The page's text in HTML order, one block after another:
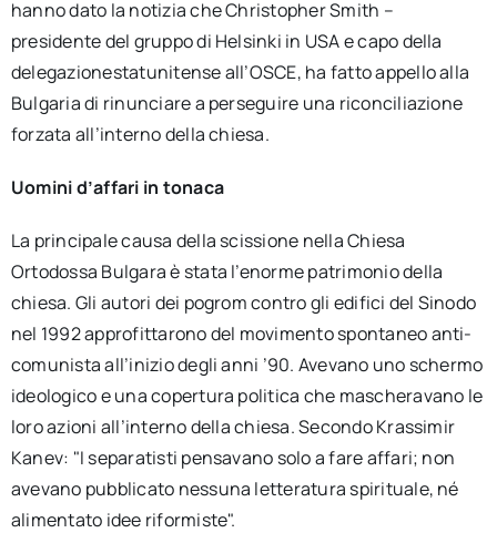
hanno dato la notizia che Christopher Smith –
presidente del gruppo di Helsinki in USA e capo della
delegazionestatunitense all’OSCE, ha fatto appello alla
Bulgaria di rinunciare a perseguire una riconciliazione
forzata all’interno della chiesa.
Uomini d’affari in tonaca
La principale causa della scissione nella Chiesa
Ortodossa Bulgara è stata l’enorme patrimonio della
chiesa. Gli autori dei pogrom contro gli edifici del Sinodo
nel 1992 approfittarono del movimento spontaneo anti-
comunista all’inizio degli anni ’90. Avevano uno schermo
ideologico e una copertura politica che mascheravano le
loro azioni all’interno della chiesa. Secondo Krassimir
Kanev: "I separatisti pensavano solo a fare affari; non
avevano pubblicato nessuna letteratura spirituale, né
alimentato idee riformiste".